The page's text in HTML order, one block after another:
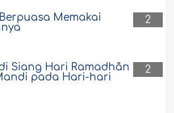
pernah menunaikan
(Haji pertama yang
telah meninggal
tidak pernah shalat karena
apakah perempuan
2
Memakai
2
Siang Hari Ramadhân
pada Hari-hari